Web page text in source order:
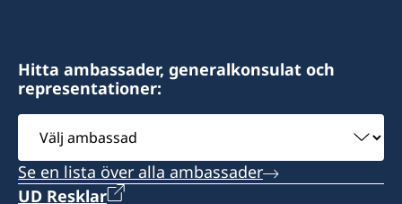
Hitta ambassader, generalkonsulat och
representationer:
Välj
ambassad
Se en lista över alla ambassader
UD Resklar